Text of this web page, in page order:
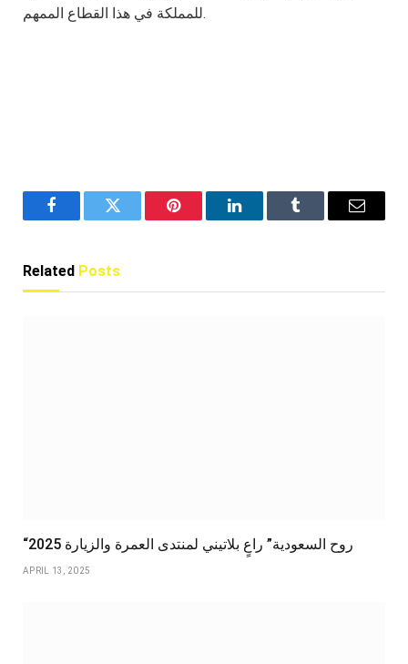
للمملكة في هذا القطاع الممهم.
FacebookTwitter Pinterest LinkedInTumblr Email
Related Posts
“روح السعودية” راعٍ بلاتيني لمنتدى العمرة والزيارة 2025
APRIL 13, 2025